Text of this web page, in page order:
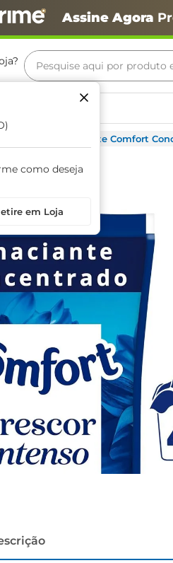
Assine Agora
como deseja
em Loja
Pesquise aqui por
Amaciante Comfort
Termos mais buscados
café
biscoito
iogurte
papel higiênico